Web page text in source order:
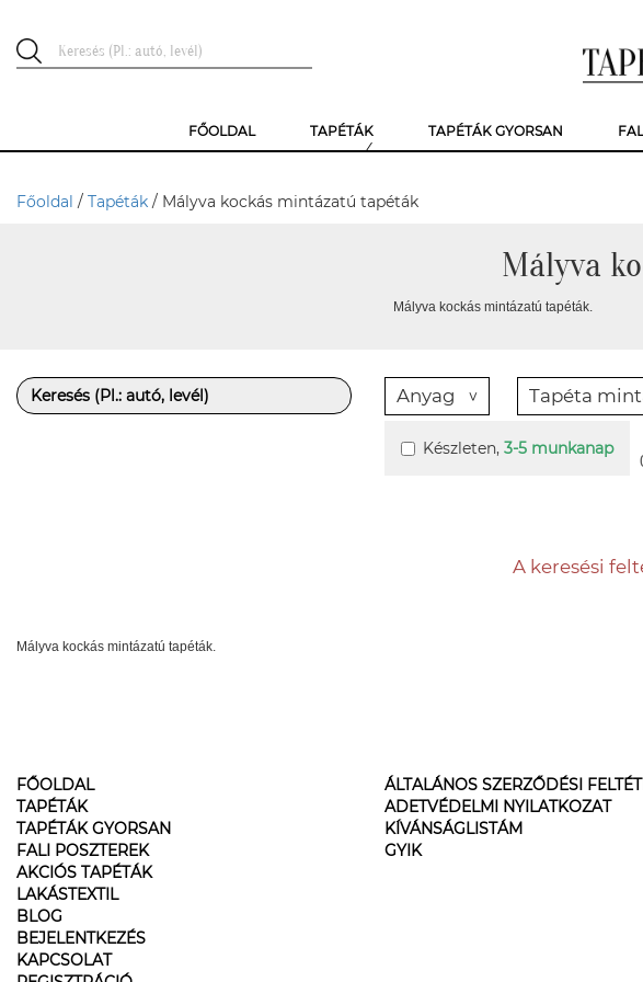
FŐOLDAL TAPÉTÁK TAPÉTÁK GYORSAN
Főoldal / Tapéták / Mályva kockás mintázatú tapéták
Mályva
Mályva kockás mintázatú tapéták.
Anyag Tapéta
Készleten, 3-5 munkanap
A keresési
Mályva kockás mintázatú tapéták.
FŐOLDAL
TAPÉTÁK
TAPÉTÁK GYORSAN
FALI POSZTEREK
AKCIÓS TAPÉTÁK
LAKÁSTEXTIL
BLOG
BEJELENTKEZÉS
KAPCSOLAT
ÁLTALÁNOS SZERZŐDÉSI
ADETVÉDELMI NYILATKOZAT
KÍVÁNSÁGLISTÁM
GYIK